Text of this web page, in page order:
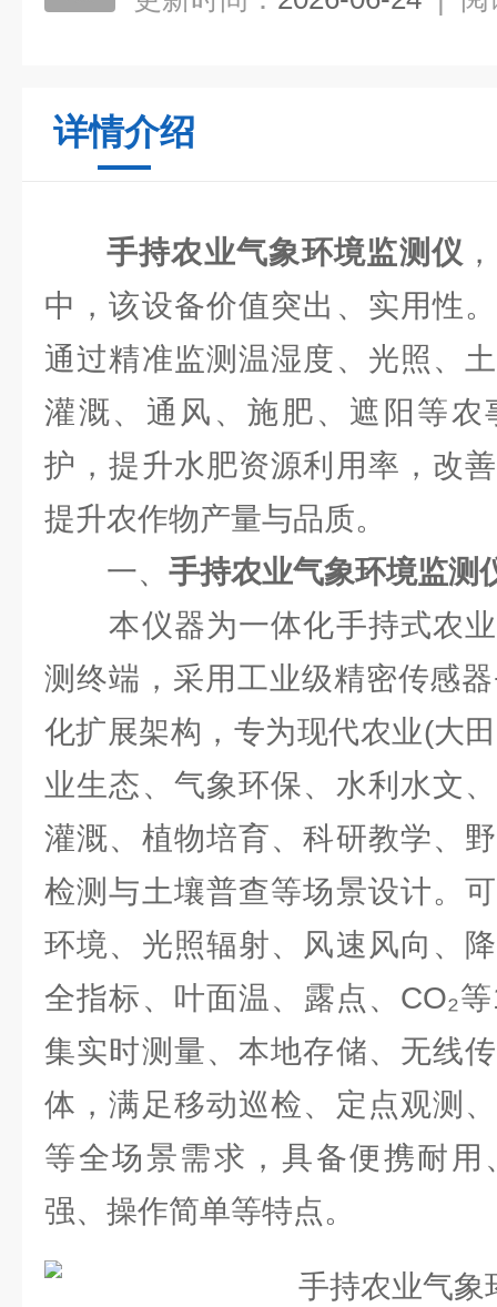
详情介绍
手持农业气象环境监测仪
中，该设备价值突出、实用性
通过精准监测温湿度、光照、
灌溉、通风、施肥、遮阳等农
护，提升水肥资源利用率，改
提升农作物产量与品质。
一、 手持农业气象环境监测
本仪器为一体化手持式农业
测终端，采用工业级精密传感
化扩展架构，专为现代农业(大
业生态、气象环保、水利水文
灌溉、植物培育、科研教学、
检测与土壤普查等场景设计。
环境、光照辐射、风速风向、
全指标、叶面温、露点、CO₂
集实时测量、本地存储、无线
体，满足移动巡检、定点观测
等全场景需求，具备便携耐
强、操作简单等特点。